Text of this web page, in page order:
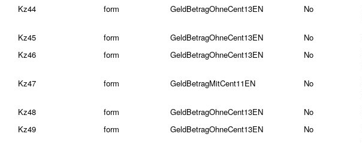
Kz44
form GeldBetragOhneCent13EN No
Kz45
form GeldBetragOhneCent13EN No
Kz46
form GeldBetragOhneCent13EN No
Kz47
form GeldBetragMitCent11EN No
Kz48
form GeldBetragOhneCent13EN No
Kz49
form GeldBetragOhneCent13EN No